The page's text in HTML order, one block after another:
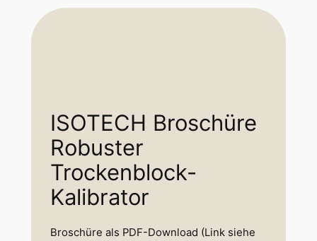
ISOTECH Broschüre
Robuster
Trockenblock-
Kalibrator
Broschüre als PDF-Download (Link siehe